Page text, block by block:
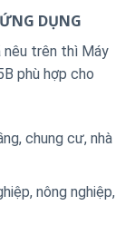
DỤNG
nêu trên thì Máy
phù hợp cho
chung cư, nhà
nông nghiệp,